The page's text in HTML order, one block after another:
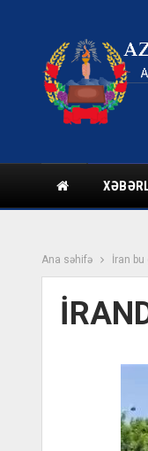
Ana səhifə İran bu